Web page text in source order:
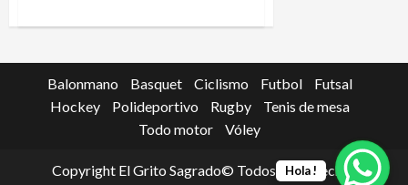
Triunfo
en
tiro
local
Balonmano Basquet Ciclismo Futbol
Futsal
Hockey
Polideportivo Rugby
Tenis de mesa
Todo motor
Vóley
Copyright El Grito Sagrado© Todos los derechos
Hola !